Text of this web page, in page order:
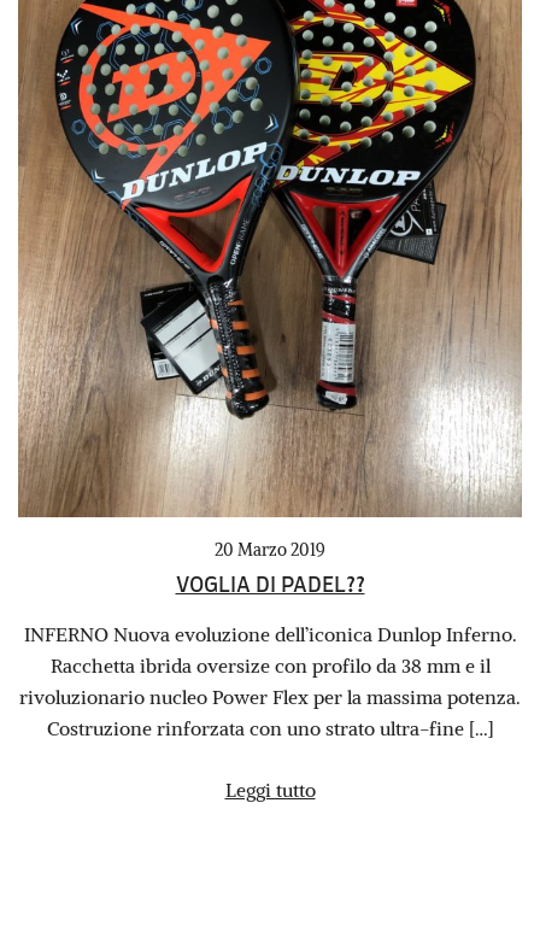
20 Marzo 2019
VOGLIA DI PADEL??
INFERNO Nuova evoluzione dell’iconica Dunlop Inferno.
Racchetta ibrida oversize con profilo da 38 mm e il
rivoluzionario nucleo Power Flex per la massima potenza.
Costruzione rinforzata con uno strato ultra-fine […]
Leggi tutto